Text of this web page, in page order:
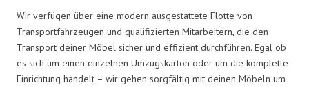
Wir verfügen über eine modern ausgestattete Flotte von
Transportfahrzeugen und qualifizierten Mitarbeitern, die den
Transport deiner Möbel sicher und effizient durchführen. Egal ob
es sich um einen einzelnen Umzugskarton oder um die komplette
Einrichtung handelt – wir gehen sorgfältig mit deinen Möbeln um